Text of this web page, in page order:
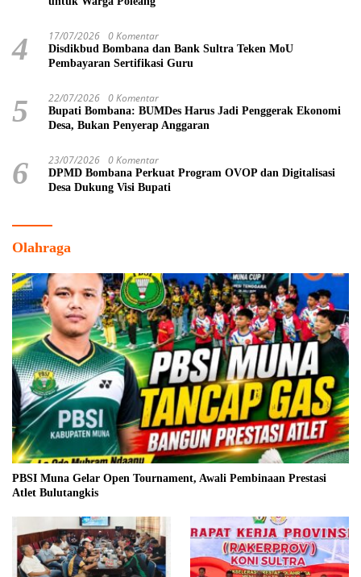
4 17/07/2026 0 Komentar
Disdikbud Bombana dan Bank Sultra Teken MoU
Pembayaran Sertifikasi Guru
5 22/07/2026 0 Komentar
Bupati Bombana: BUMDes Harus Jadi Penggerak Ekonomi
Desa, Bukan Penyerap Anggaran
6 23/07/2026 0 Komentar
DPMD Bombana Perkuat Program OVOP dan Digitalisasi
Desa Dukung Visi Bupati
Olahraga
PBSI Muna Gelar Open Tournament, Awali Pembinaan Prestasi
Atlet Bulutangkis